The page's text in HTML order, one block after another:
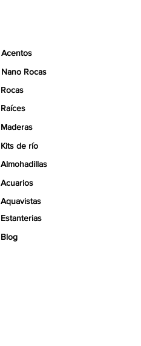
Acentos
Nano Rocas
Rocas
Raíces
Maderas
Kits de río
Almohadillas
Acuarios
Aquavistas
Estanterias
Blog